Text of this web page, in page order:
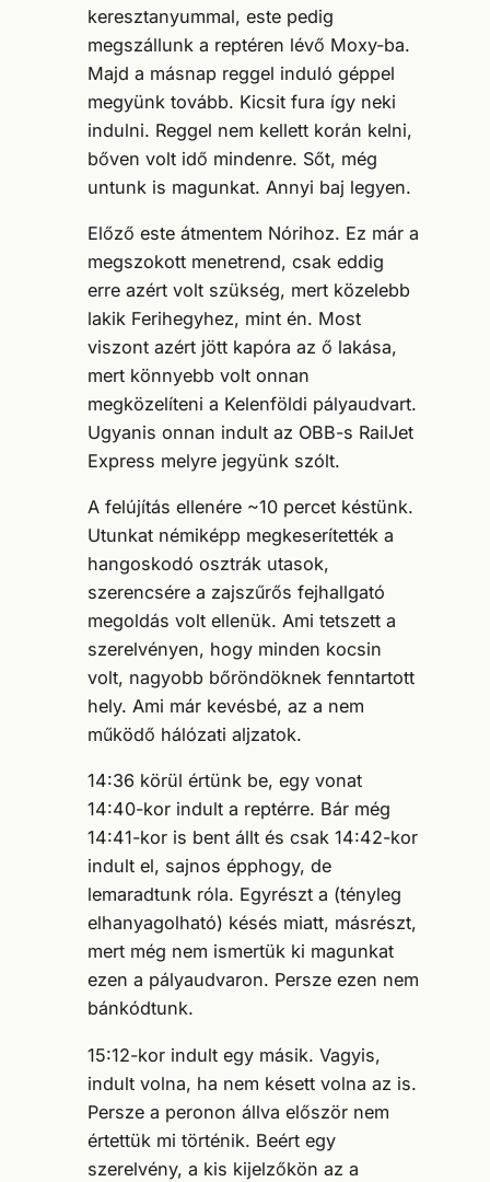
keresztanyummal, este pedig
megszállunk a reptéren lévő Moxy-ba.
Majd a másnap reggel induló géppel
megyünk tovább. Kicsit fura így neki
indulni. Reggel nem kellett korán kelni,
bőven volt idő mindenre. Sőt, még
untunk is magunkat. Annyi baj legyen.
Előző este átmentem Nórihoz. Ez már a
megszokott menetrend, csak eddig
erre azért volt szükség, mert közelebb
lakik Ferihegyhez, mint én. Most
viszont azért jött kapóra az ő lakása,
mert könnyebb volt onnan
megközelíteni a Kelenföldi pályaudvart.
Ugyanis onnan indult az OBB-s RailJet
Express melyre jegyünk szólt.
A felújítás ellenére ~10 percet késtünk.
Utunkat némiképp megkeserítették a
hangoskodó osztrák utasok,
szerencsére a zajszűrős fejhallgató
megoldás volt ellenük. Ami tetszett a
szerelvényen, hogy minden kocsin
volt, nagyobb bőröndöknek fenntartott
hely. Ami már kevésbé, az a nem
működő hálózati aljzatok.
14:36 körül értünk be, egy vonat
14:40-kor indult a reptérre. Bár még
14:41-kor is bent állt és csak 14:42-kor
indult el, sajnos épphogy, de
lemaradtunk róla. Egyrészt a (tényleg
elhanyagolható) késés miatt, másrészt,
mert még nem ismertük ki magunkat
ezen a pályaudvaron. Persze ezen nem
bánkódtunk.
15:12-kor indult egy másik. Vagyis,
indult volna, ha nem késett volna az is.
Persze a peronon állva először nem
értettük mi történik. Beért egy
szerelvény, a kis kijelzőkön az a